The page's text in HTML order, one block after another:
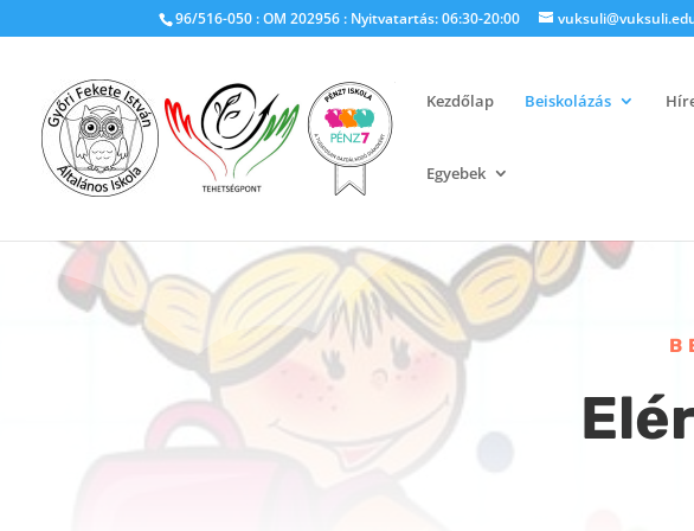
96/516-050 : OM 202956 : Nyitvatartás: 06:30-20:00
Kezdőlap Beiskolázás
Egyebek